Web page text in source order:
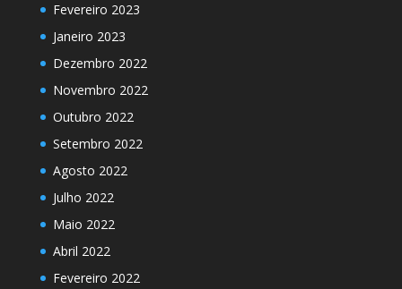
Fevereiro 2023
Janeiro 2023
Dezembro 2022
Novembro 2022
Outubro 2022
Setembro 2022
Agosto 2022
Julho 2022
Maio 2022
Abril 2022
Fevereiro 2022